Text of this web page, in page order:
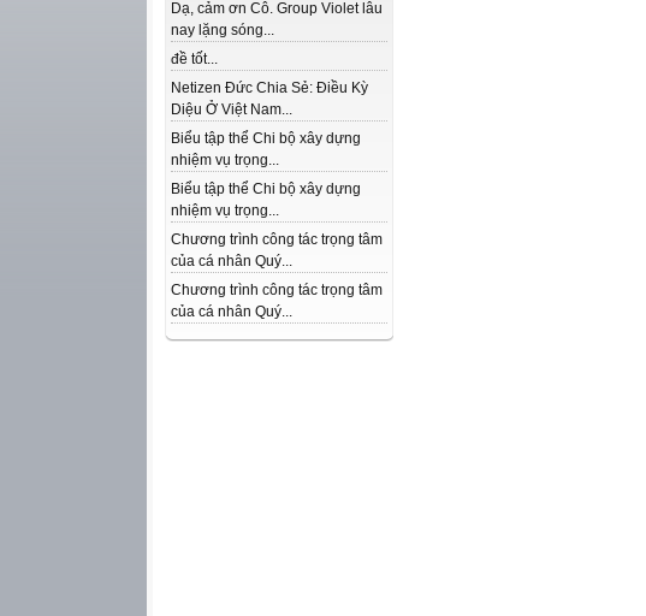
Dạ, cảm ơn Cô. Group Violet lâu
nay lặng sóng...
đề tốt...
Netizen Đức Chia Sẻ: Điều Kỳ
Diệu Ở Việt Nam...
Biểu tập thể Chi bộ xây dựng
nhiệm vụ trọng...
Biểu tập thể Chi bộ xây dựng
nhiệm vụ trọng...
Chương trình công tác trọng tâm
của cá nhân Quý...
Chương trình công tác trọng tâm
của cá nhân Quý...